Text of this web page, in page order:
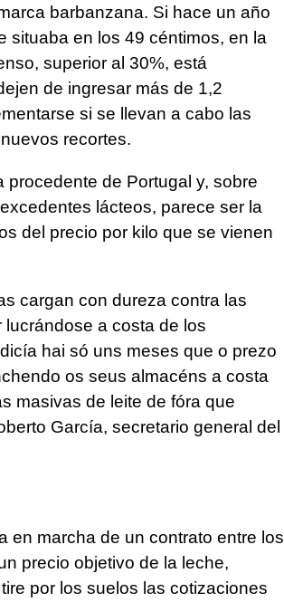
barbanzana. Si hace un año
situaba en los 49 céntimos, en la
superior al 30%, está
de ingresar más de 1,2
si se llevan a cabo las
recortes.
de Portugal y, sobre
lácteos, parece ser la
del precio por kilo que se vienen
cargan con dureza contra las
a costa de los
hai só uns meses que o prezo
os seus almacéns a costa
masivas de leite de fóra que
García, secretario general del
en marcha de un contrato entre los
precio objetivo de la leche,
por los suelos las cotizaciones